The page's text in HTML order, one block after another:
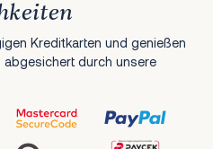
Kreditkarten und genießen
abgesichert durch unsere